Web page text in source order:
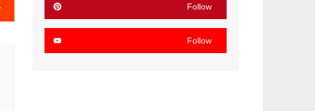
Follow
Follow